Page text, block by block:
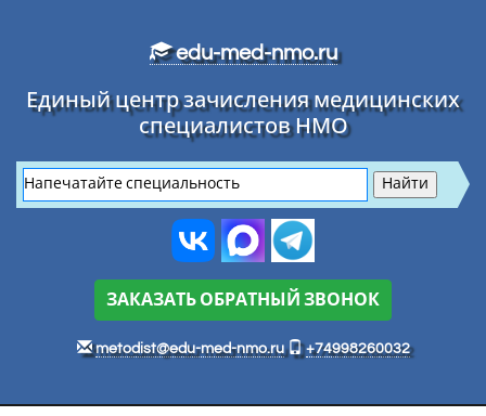
edu-med-nmo.ru
Единый центр зачисления медицинских
специалистов НМО
ЗАКАЗАТЬ ОБРАТНЫЙ ЗВОНОК
metodist@edu-med-nmo.ru +74998260032